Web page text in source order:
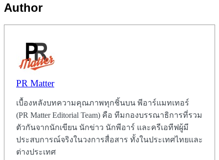
Author
PR Matter
เบื้องหลังบทความคุณภาพทุกชิ้นบน พีอาร์แมทเทอร์
(PR Matter Editorial Team) คือ ทีมกองบรรณาธิการที่รวม
ตัวกันจากนักเขียน นักข่าว นักพีอาร์ และครีเอทีฟผู้มี
ประสบการณ์จริงในวงการสื่อสาร ทั้งในประเทศไทยและ
ต่างประเทศ